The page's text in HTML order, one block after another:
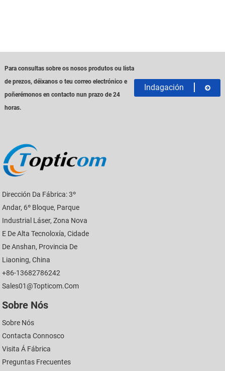
Para consultas sobre os nosos produtos ou lista
de prezos, déixanos o teu correo electrónico e
poñerémonos en contacto nun prazo de 24
horas.
Indagación
Dirección Da Fábrica: 3º
Andar, 6º Bloque, Parque
Industrial Láser, Zona Nova
E De Alta Tecnoloxía, Cidade
De Anshan, Provincia De
Liaoning, China
+86-13682786242
Sales01@topticom.com
Sobre Nós
Sobre Nós
Contacta Connosco
Visita Á Fábrica
Preguntas Frecuentes